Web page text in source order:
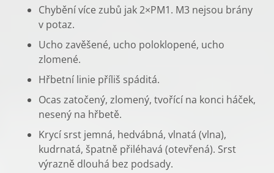
Chybění více zubů jak 2×PM1. M3 nejsou brány
v potaz.
Ucho zavěšené, ucho poloklopené, ucho
zlomené.
Hřbetní linie příliš spáditá.
Ocas zatočený, zlomený, tvořící na konci háček,
nesený na hřbetě.
Krycí srst jemná, hedvábná, vlnatá (vlna),
kudrnatá, špatně přiléhavá (otevřená). Srst
výrazně dlouhá bez podsady.